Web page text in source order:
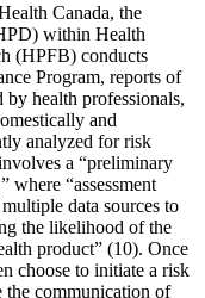
Canada, the
within Health
(HPFB) conducts
Program, reports of
by health professionals,
and
analyzed for risk
a “preliminary
where “assessment
data sources to
the likelihood of the
product” (10). Once
choose to initiate a risk
the communication of